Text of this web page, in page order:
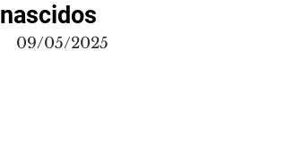
nascidos
09/05/2025